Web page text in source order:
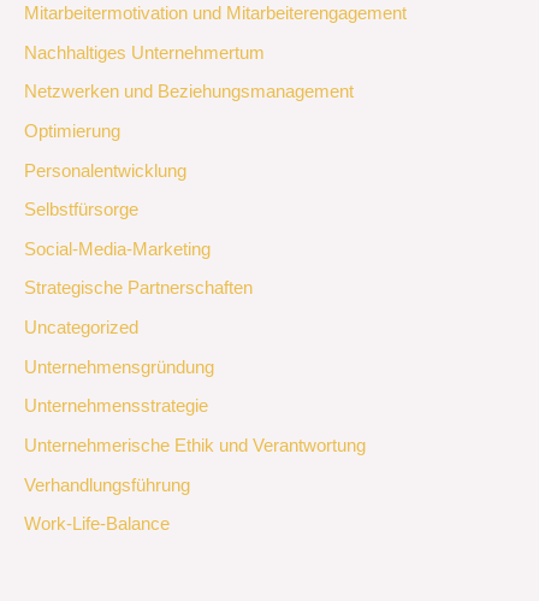
Mitarbeitermotivation und Mitarbeiterengagement
Nachhaltiges Unternehmertum
Netzwerken und Beziehungsmanagement
Optimierung
Personalentwicklung
Selbstfürsorge
Social-Media-Marketing
Strategische Partnerschaften
Uncategorized
Unternehmensgründung
Unternehmensstrategie
Unternehmerische Ethik und Verantwortung
Verhandlungsführung
Work-Life-Balance